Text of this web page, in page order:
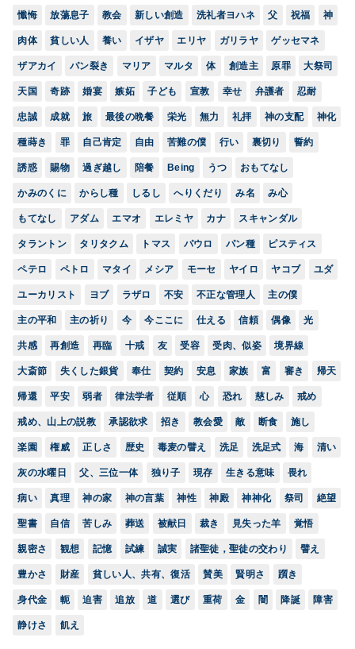
懺悔 放蕩息子 教会 新しい創造 洗礼者ヨハネ 父 祝福 神
肉体 貧しい人 養い イザヤ エリヤ ガリラヤ ゲッセマネ
ザアカイ パン裂き マリア マルタ 体 創造主 原罪 大祭司
天国 奇跡 婚宴 嫉妬 子ども 宣教 幸せ 弁護者 忍耐
忠誠 成就 旅 最後の晩餐 栄光 無力 礼拝 神の支配 神化
種蒔き 罪 自己肯定 自由 苦難の僕 行い 裏切り 誓約
誘惑 賜物 過ぎ越し 陪餐 Being うつ おもてなし
かみのくに からし種 しるし へりくだり み名 み心
もてなし アダム エマオ エレミヤ カナ スキャンダル
タラントン タリタクム トマス パウロ パン種 ピスティス
ペテロ ペトロ マタイ メシア モーセ ヤイロ ヤコブ ユダ
ユーカリスト ヨブ ラザロ 不安 不正な管理人 主の僕
主の平和 主の祈り 今 今ここに 仕える 信頼 偶像 光
共感 再創造 再臨 十戒 友 受容 受肉、似姿 境界線
大斎節 失くした銀貨 奉仕 契約 安息 家族 富 審き 帰天
帰還 平安 弱者 律法学者 従順 心 恐れ 慈しみ 戒め
戒め、山上の説教 承認欲求 招き 教会愛 敵 断食 施し
楽園 権威 正しさ 歴史 毒麦の譬え 洗足 洗足式 海 清い
灰の水曜日 父、三位一体 独り子 現存 生きる意味 畏れ
病い 真理 神の家 神の言葉 神性 神殿 神神化 祭司 絶望
聖書 自信 苦しみ 葬送 被献日 裁き 見失った羊 覚悟
親密さ 観想 記憶 試練 誠実 諸聖徒，聖徒の交わり 譬え
豊かさ 財産 貧しい人、共有、復活 賛美 賢明さ 躓き
身代金 軛 迫害 追放 道 選び 重荷 金 闇 降誕 障害
静けさ 飢え